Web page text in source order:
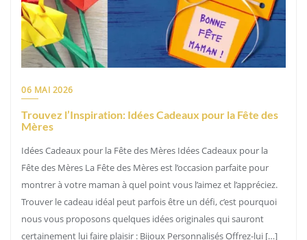
06 MAI 2026
Trouvez l’Inspiration: Idées Cadeaux pour la Fête des
Mères
Idées Cadeaux pour la Fête des Mères Idées Cadeaux pour la
Fête des Mères La Fête des Mères est l’occasion parfaite pour
montrer à votre maman à quel point vous l’aimez et l’appréciez.
Trouver le cadeau idéal peut parfois être un défi, c’est pourquoi
nous vous proposons quelques idées originales qui sauront
certainement lui faire plaisir : Bijoux Personnalisés Offrez-lui […]